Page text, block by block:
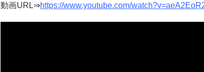
動画URL⇒https://www.youtube.com/